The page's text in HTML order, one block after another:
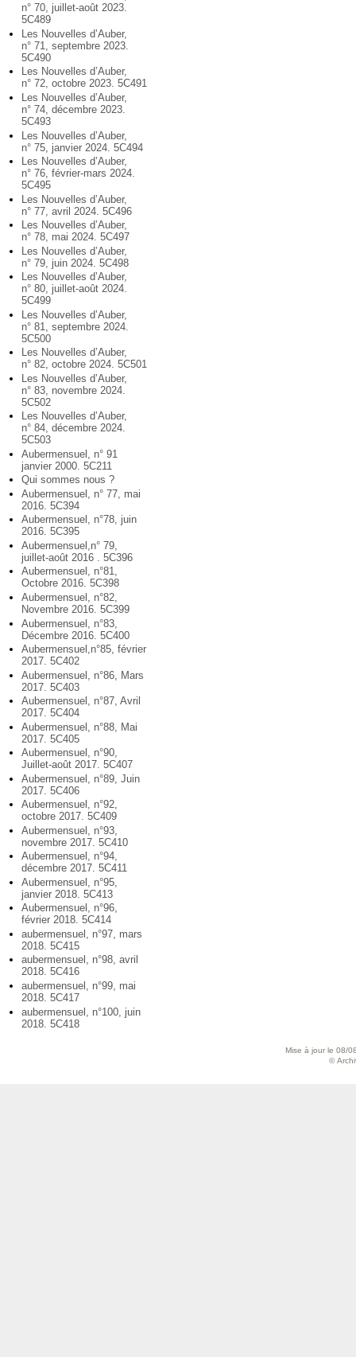
n° 70, juillet-août 2023.
5C489
Les Nouvelles d’Auber,
n° 71, septembre 2023.
5C490
Les Nouvelles d’Auber,
n° 72, octobre 2023. 5C491
Les Nouvelles d’Auber,
n° 74, décembre 2023.
5C493
Les Nouvelles d’Auber,
n° 75, janvier 2024. 5C494
Les Nouvelles d’Auber,
n° 76, février-mars 2024.
5C495
Les Nouvelles d’Auber,
n° 77, avril 2024. 5C496
Les Nouvelles d’Auber,
n° 78, mai 2024. 5C497
Les Nouvelles d’Auber,
n° 79, juin 2024. 5C498
Les Nouvelles d’Auber,
n° 80, juillet-août 2024.
5C499
Les Nouvelles d’Auber,
n° 81, septembre 2024.
5C500
Les Nouvelles d’Auber,
n° 82, octobre 2024. 5C501
Les Nouvelles d’Auber,
n° 83, novembre 2024.
5C502
Les Nouvelles d’Auber,
n° 84, décembre 2024.
5C503
Aubermensuel, n° 91
janvier 2000. 5C211
Qui sommes nous ?
Aubermensuel, n° 77, mai
2016. 5C394
Aubermensuel, n°78, juin
2016. 5C395
Aubermensuel,n° 79,
juillet-août 2016 . 5C396
Aubermensuel, n°81,
Octobre 2016. 5C398
Aubermensuel, n°82,
Novembre 2016. 5C399
Aubermensuel, n°83,
Décembre 2016. 5C400
Aubermensuel,n°85, février
2017. 5C402
Aubermensuel, n°86, Mars
2017. 5C403
Aubermensuel, n°87, Avril
2017. 5C404
Aubermensuel, n°88, Mai
2017. 5C405
Aubermensuel, n°90,
Juillet-août 2017. 5C407
Aubermensuel, n°89, Juin
2017. 5C406
Aubermensuel, n°92,
octobre 2017. 5C409
Aubermensuel, n°93,
novembre 2017. 5C410
Aubermensuel, n°94,
décembre 2017. 5C411
Aubermensuel, n°95,
janvier 2018. 5C413
Aubermensuel, n°96,
février 2018. 5C414
aubermensuel, n°97, mars
2018. 5C415
aubermensuel, n°98, avril
2018. 5C416
aubermensuel, n°99, mai
2018. 5C417
aubermensuel, n°100, juin
2018. 5C418
Mise à jour le 08/
©